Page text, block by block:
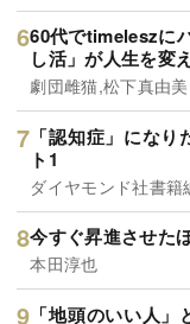
60代でtimeleszに
し活」が人生を変
劇団雌猫,松下真由美
「認知症」にな
ト1
ダイヤモンド社書籍
今すぐ昇進させた
本田淳也
「地頭のいい人